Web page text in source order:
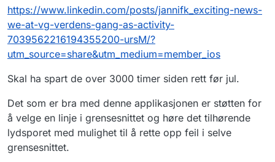
lyd er på eit mykje høgare nivå enn med
tidlegare løysingar, og handterer dialekter godt.
på eiga maskin?
https://www.linkedin.com/posts/jannifk_exciting-news-
we-at-vg-verdens-gang-as-activity-
7039562216194355200-ursM/?
utm_source=share&utm_medium=member_ios
Skal ha spart de over 3000 timer siden rett før jul.
Det som er bra med denne applikasjonen er støtten for
å velge en linje i grensesnittet og høre det tilhørende
lydsporet med mulighet til å rette opp feil i selve
grensesnittet.